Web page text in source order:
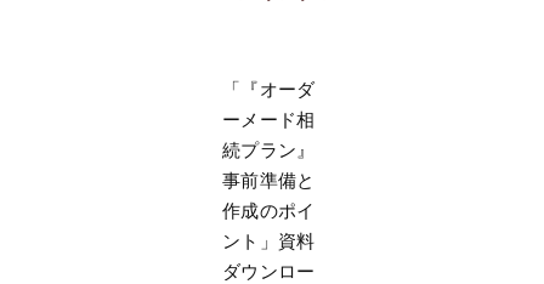
「『オーダ
ーメード相
続プラン』
事前準備と
作成のポイ
ント」資料
ダウンロー